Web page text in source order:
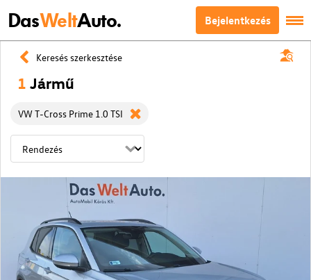
DasWeltAuto. Bejelentkezés
Keresés szerkesztése
1 Jármű
VW T-Cross Prime 1.0 TSI